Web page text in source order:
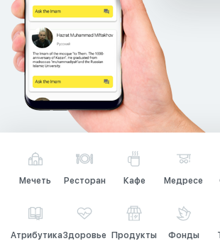
Мечеть Ресторан Кафе Медресе
АтрибутикаЗдоровье Продукты Фонды